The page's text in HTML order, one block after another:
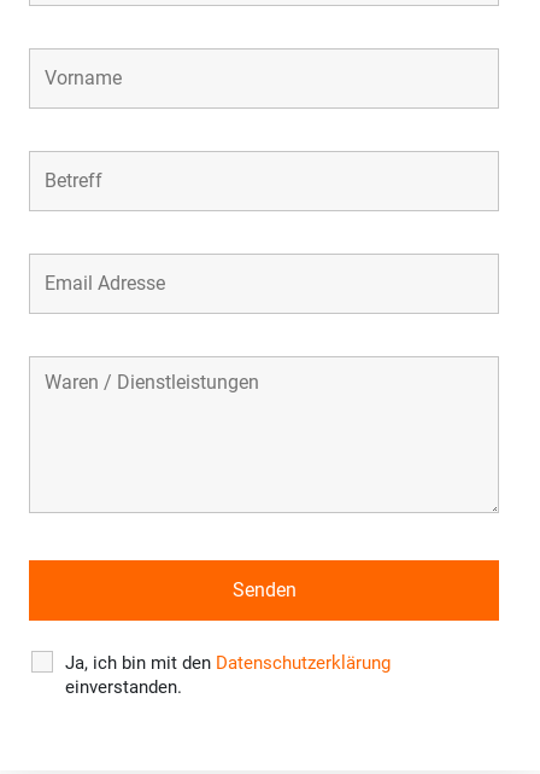
Ja, ich bin mit den Datenschutzerklärung
einverstanden.